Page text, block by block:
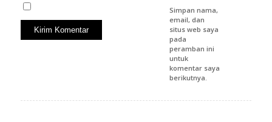
Simpan nama,
email, dan
situs web saya
pada
peramban ini
untuk
komentar saya
berikutnya.